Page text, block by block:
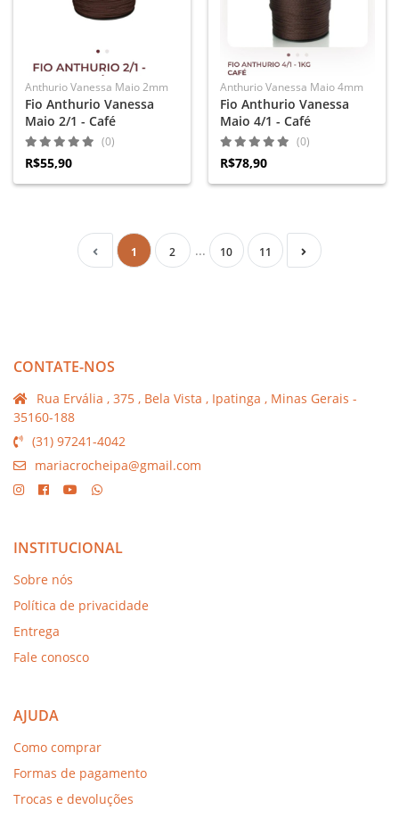
Anthurio Vanessa Maio 2mm
Fio Anthurio Vanessa
Maio 2/1 - Café
(0)
R$55,90
Anthurio Vanessa Maio 4mm
Fio Anthurio Vanessa
Maio 4/1 - Café
(0)
R$78,90
1 2 ... 10 11
CONTATE-NOS
Rua Ervália , 375 , Bela Vista , Ipatinga , Minas Gerais -
35160-188
(31) 97241-4042
mariacrocheipa@gmail.com
INSTITUCIONAL
Sobre nós
Política de privacidade
Entrega
Fale conosco
AJUDA
Como comprar
Formas de pagamento
Trocas e devoluções